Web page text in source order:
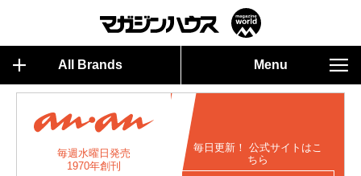
All Brands Menu
毎週水曜日発売
1970年創刊
毎日更新！ 公式サイトはこ
ちら